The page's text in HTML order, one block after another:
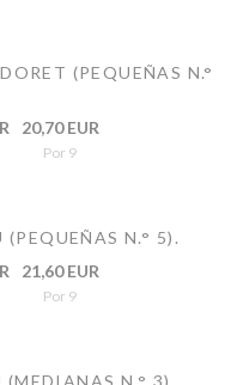
(PEQUEÑAS N.°
20,70 EUR
Por 9
(PEQUEÑAS N.° 5).
21,60 EUR
Por 9
(MEDIANAS N.° 3)..